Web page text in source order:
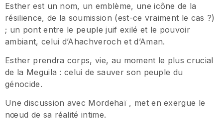
Esther est un nom, un emblème, une icône de la
résilience, de la soumission (est-ce vraiment le cas ?)
; un pont entre le peuple juif exilé et le pouvoir
ambiant, celui d’Ahachveroch et d’Aman.
Esther prendra corps, vie, au moment le plus crucial
de la Meguila : celui de sauver son peuple du
génocide.
Une discussion avec Mordehaï , met en exergue le
nœud de sa réalité intime.